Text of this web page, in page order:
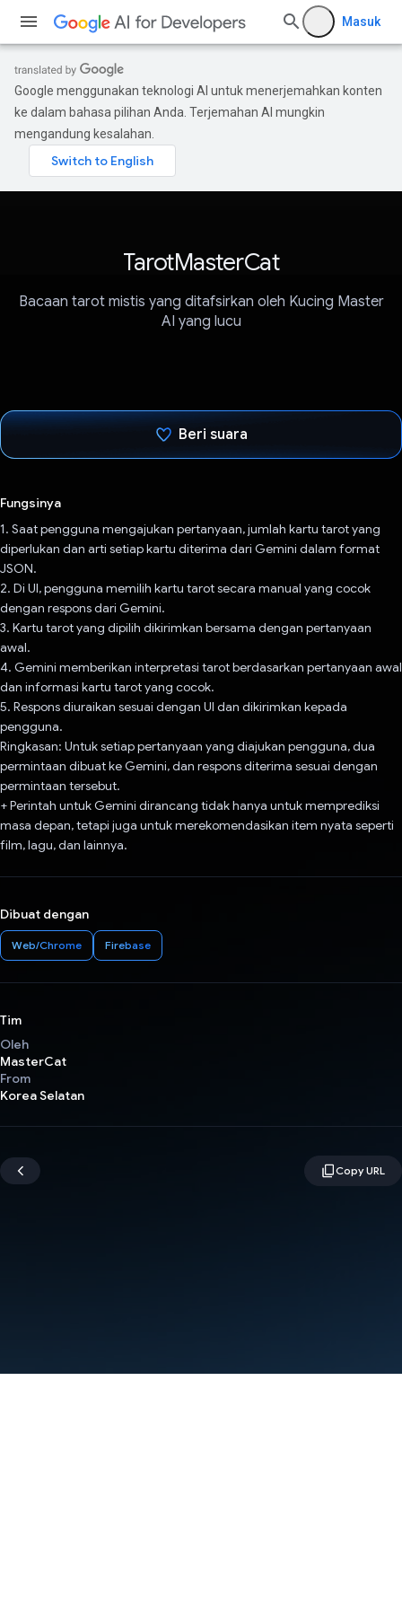
Masuk
Google menggunakan teknologi AI untuk menerjemahkan konten
ke dalam bahasa pilihan Anda. Terjemahan AI mungkin
mengandung kesalahan.
TarotMasterCat
Bacaan tarot mistis yang ditafsirkan oleh Kucing Master
AI yang lucu
Beri suara
Fungsinya
1. Saat pengguna mengajukan pertanyaan, jumlah kartu tarot yang
diperlukan dan arti setiap kartu diterima dari Gemini dalam format
JSON.
2. Di UI, pengguna memilih kartu tarot secara manual yang cocok
dengan respons dari Gemini.
3. Kartu tarot yang dipilih dikirimkan bersama dengan pertanyaan
awal.
4. Gemini memberikan interpretasi tarot berdasarkan pertanyaan awal
dan informasi kartu tarot yang cocok.
5. Respons diuraikan sesuai dengan UI dan dikirimkan kepada
pengguna.
Ringkasan: Untuk setiap pertanyaan yang diajukan pengguna, dua
permintaan dibuat ke Gemini, dan respons diterima sesuai dengan
permintaan tersebut.
+ Perintah untuk Gemini dirancang tidak hanya untuk memprediksi
masa depan, tetapi juga untuk merekomendasikan item nyata seperti
film, lagu, dan lainnya.
Dibuat dengan
Web/Chrome Firebase
Tim
Oleh
MasterCat
From
Korea Selatan